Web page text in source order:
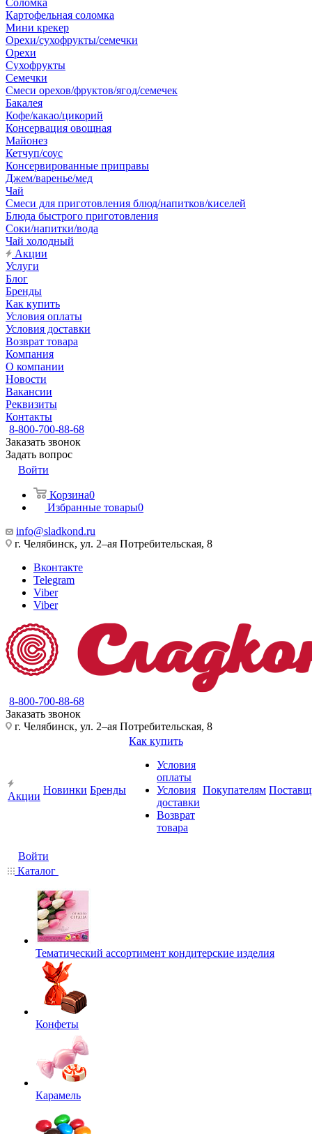
Соломка
Картофельная соломка
Мини крекер
Орехи/сухофрукты/семечки
Орехи
Сухофрукты
Семечки
Смеси орехов/фруктов/ягод/семечек
Бакалея
Кофе/какао/цикорий
Консервация овощная
Майонез
Кетчуп/соус
Консервированные приправы
Джем/варенье/мед
Чай
Смеси для приготовления блюд/напитков/киселей
Блюда быстрого приготовления
Соки/напитки/вода
Чай холодный
Акции
Услуги
Блог
Бренды
Как купить
Условия оплаты
Условия доставки
Возврат товара
Компания
О компании
Новости
Вакансии
Реквизиты
Контакты
8-800-700-88-68
Заказать звонок
Задать вопрос
Войти
Корзина0
Избранные товары0
info@sladkond.ru
г. Челябинск, ул. 2–ая Потребительская, 8
Вконтакте
Telegram
Viber
Viber
8-800-700-88-68
Заказать звонок
г. Челябинск, ул. 2–ая Потребительская, 8
Акции
Новинки Бренды
Как купить
Условия
оплаты
Условия
доставки
Возврат
товара
Покупателям
Войти
Каталог
Тематический ассортимент кондитерские изделия
Конфеты
Карамель